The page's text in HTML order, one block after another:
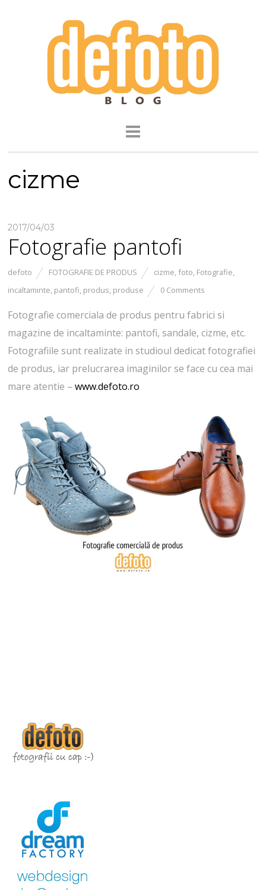
cizme
2017/04/03
Fotografie pantofi
defoto FOTOGRAFIE DE PRODUS cizme, foto, Fotografie,
incaltaminte, pantofi, produs, produse 0 Comments
Fotografie comerciala de produs pentru fabrici si
magazine de incaltaminte: pantofi, sandale, cizme, etc.
Fotografiile sunt realizate in studioul dedicat fotografiei
de produs, iar prelucrarea imaginilor se face cu cea mai
mare atentie –www.defoto.ro